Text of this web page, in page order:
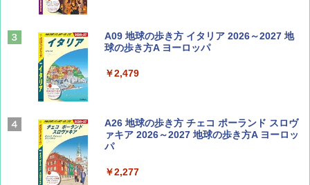
山と溪谷 2026年8月号「南アルプス大全」
Coyote No.89 特集 星野道夫 夢見る旅
￥1,540
A09 地球の歩き方 イタリア 2026～2027 地
球の歩き方A ヨーロッパ
￥2,479
A26 地球の歩き方 チェコ ポーランド スロヴ
ァキア 2026～2027 地球の歩き方A ヨーロッ
パ
￥2,277